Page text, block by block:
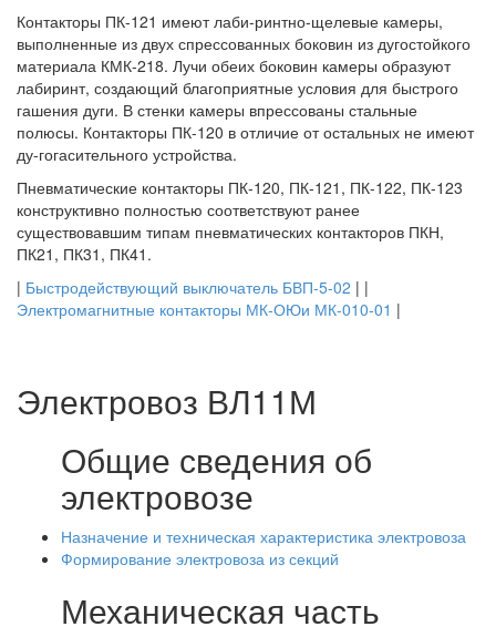
Контакторы ПК-121 имеют лаби-ринтно-щелевые камеры,
выполненные из двух спрессованных боковин из дугостойкого
материала КМК-218. Лучи обеих боковин камеры образуют
лабиринт, создающий благоприятные условия для быстрого
гашения дуги. В стенки камеры впрессованы стальные
полюсы. Контакторы ПК-120 в отличие от остальных не имеют
ду-гогасительного устройства.
Пневматические контакторы ПК-120, ПК-121, ПК-122, ПК-123
конструктивно полностью соответствуют ранее
существовавшим типам пневматических контакторов ПКН,
ПК21, ПК31, ПК41.
| Быстродействующий выключатель БВП-5-02 | |
Электромагнитные контакторы МК-ОЮи МК-010-01 |
Электровоз ВЛ11М
Общие сведения об
электровозе
Назначение и техническая характеристика электровоза
Формирование электровоза из секций
Механическая часть